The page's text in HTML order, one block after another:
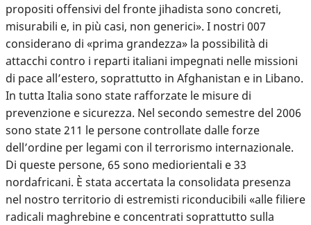
propositi offensivi del fronte jihadista sono concreti,
misurabili e, in più casi, non generici». I nostri 007
considerano di «prima grandezza» la possibilità di
attacchi contro i reparti italiani impegnati nelle missioni
di pace all’estero, soprattutto in Afghanistan e in Libano.
In tutta Italia sono state rafforzate le misure di
prevenzione e sicurezza. Nel secondo semestre del 2006
sono state 211 le persone controllate dalle forze
dell’ordine per legami con il terrorismo internazionale.
Di queste persone, 65 sono mediorientali e 33
nordafricani. È stata accertata la consolidata presenza
nel nostro territorio di estremisti riconducibili «alle filiere
radicali maghrebine e concentrati soprattutto sulla